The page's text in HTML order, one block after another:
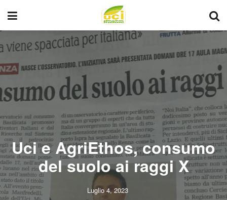
Uci e AgriEthos, consumo
del suolo ai raggi X
Luglio 4, 2023